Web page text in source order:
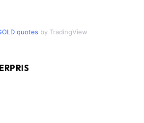
quotes by TradingView